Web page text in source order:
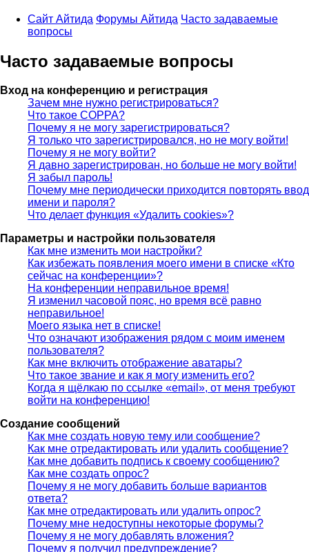
Сайт Айтида Форумы Айтида Часто задаваемые
вопросы
Часто задаваемые вопросы
Вход на конференцию и регистрация
Зачем мне нужно регистрироваться?
Что такое COPPA?
Почему я не могу зарегистрироваться?
Я только что зарегистрировался, но не могу войти!
Почему я не могу войти?
Я давно зарегистрирован, но больше не могу войти!
Я забыл пароль!
Почему мне периодически приходится повторять ввод
имени и пароля?
Что делает функция «Удалить cookies»?
Параметры и настройки пользователя
Как мне изменить мои настройки?
Как избежать появления моего имени в списке «Кто
сейчас на конференции»?
На конференции неправильное время!
Я изменил часовой пояс, но время всё равно
неправильное!
Моего языка нет в списке!
Что означают изображения рядом с моим именем
пользователя?
Как мне включить отображение аватары?
Что такое звание и как я могу изменить его?
Когда я щёлкаю по ссылке «email», от меня требуют
войти на конференцию!
Создание сообщений
Как мне создать новую тему или сообщение?
Как мне отредактировать или удалить сообщение?
Как мне добавить подпись к своему сообщению?
Как мне создать опрос?
Почему я не могу добавить больше вариантов
ответа?
Как мне отредактировать или удалить опрос?
Почему мне недоступны некоторые форумы?
Почему я не могу добавлять вложения?
Почему я получил предупреждение?